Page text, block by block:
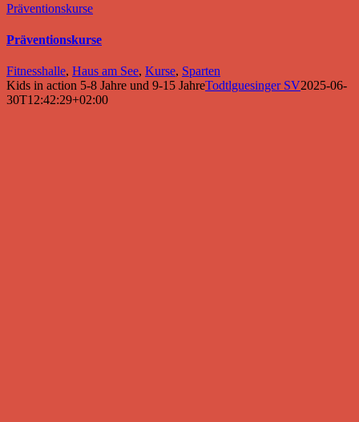
Präventionskurse
Präventionskurse
Fitnesshalle, Haus am See, Kurse, Sparten
Kids in action 5-8 Jahre und 9-15 JahreTodtlguesinger SV2025-06-
30T12:42:29+02:00